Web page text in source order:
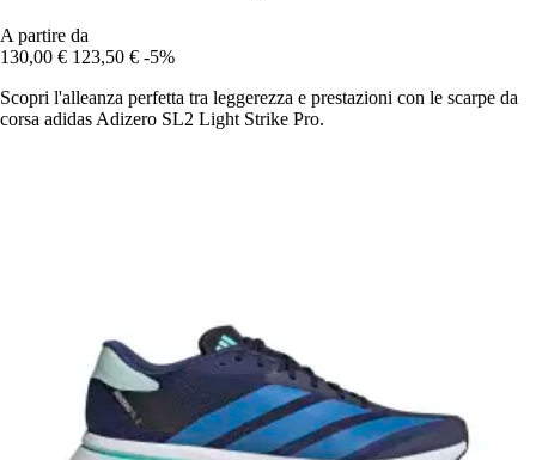
A partire da
130,00 € 123,50 € -5%
Scopri l'alleanza perfetta tra leggerezza e prestazioni con le scarpe da
corsa adidas Adizero SL2 Light Strike Pro.